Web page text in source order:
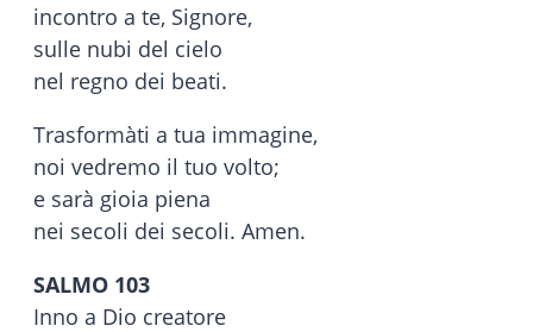
incontro a te, Signore,
sulle nubi del cielo
nel regno dei beati.
Trasformàti a tua immagine,
noi vedremo il tuo volto;
e sarà gioia piena
nei secoli dei secoli. Amen.
SALMO 103
Inno a Dio creatore